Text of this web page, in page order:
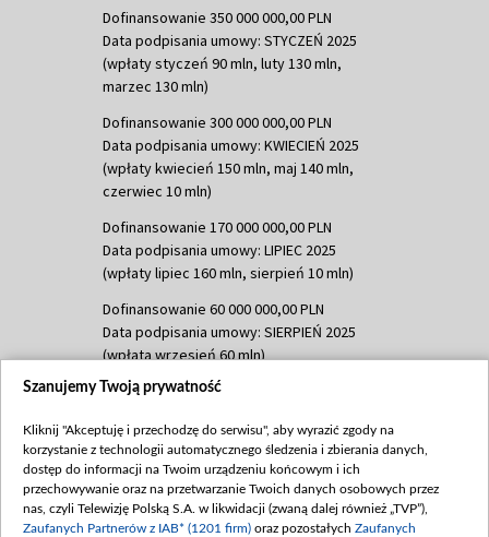
Dofinansowanie 350 000 000,00 PLN
Data podpisania umowy: STYCZEŃ 2025
(wpłaty styczeń 90 mln, luty 130 mln,
marzec 130 mln)
Dofinansowanie 300 000 000,00 PLN
Data podpisania umowy: KWIECIEŃ 2025
(wpłaty kwiecień 150 mln, maj 140 mln,
czerwiec 10 mln)
Dofinansowanie 170 000 000,00 PLN
Data podpisania umowy: LIPIEC 2025
(wpłaty lipiec 160 mln, sierpień 10 mln)
Dofinansowanie 60 000 000,00 PLN
Data podpisania umowy: SIERPIEŃ 2025
(wpłata wrzesień 60 mln)
Dofinansowanie 635 783 051,21 PLN
(wpłata wrzesień 100 mln, październik 350
mln, listopad 265 mln)
Dofinansowanie 48 862 000,00 PLN
Data podpisania umowy: GRUDZIEŃ 2025
Szanujemy Twoją prywatność
Kliknij "Akceptuję i przechodzę do serwisu", aby wyrazić zgody na
korzystanie z technologii automatycznego śledzenia i zbierania danych,
dostęp do informacji na Twoim urządzeniu końcowym i ich
przechowywanie oraz na przetwarzanie Twoich danych osobowych przez
nas, czyli Telewizję Polską S.A. w likwidacji (zwaną dalej również „TVP”),
Zaufanych Partnerów z IAB* (1201 firm) oraz pozostałych Zaufanych